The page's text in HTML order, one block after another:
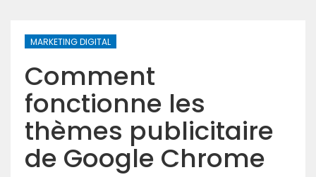
MARKETING DIGITAL
Comment
fonctionne les
thèmes publicitaire
de Google Chrome